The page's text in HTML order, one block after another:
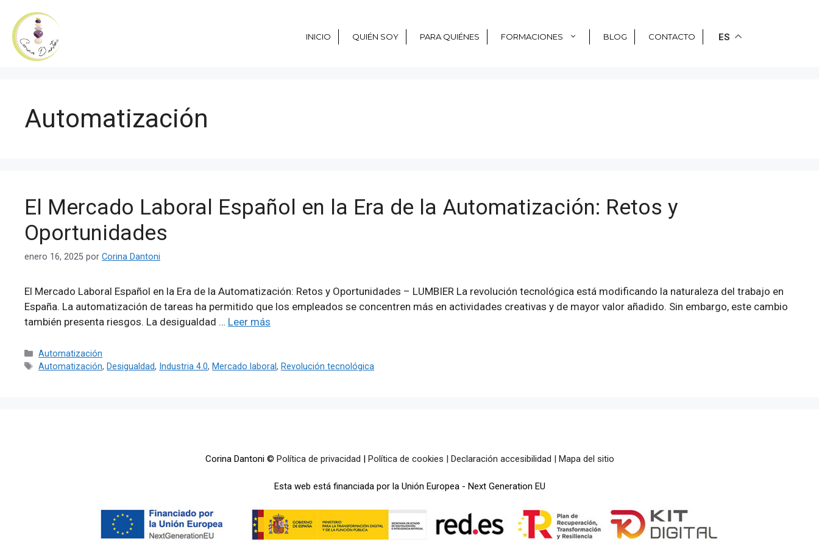
contenido
INICIO QUIÉN SOY PARA QUIÉNES FORMACIONES BLOG CONTACTO ES
Automatización
El Mercado Laboral Español en la Era de la Automatización: Retos y
Oportunidades
enero 16, 2025 por Corina Dantoni
El Mercado Laboral Español en la Era de la Automatización: Retos y Oportunidades – LUMBIER La revolución tecnológica está modificando la naturaleza del trabajo en
España. La automatización de tareas ha permitido que los empleados se concentren más en actividades creativas y de mayor valor añadido. Sin embargo, este cambio
también presenta riesgos. La desigualdad … Leer más
Categorías
Automatización
Etiquetas
Automatización, Desigualdad, Industria 4.0, Mercado laboral, Revolución tecnológica
Corina Dantoni © Política de privacidad | Política de cookies | Declaración accesibilidad | Mapa del sitio
Esta web está financiada por la Unión Europea - Next Generation EU